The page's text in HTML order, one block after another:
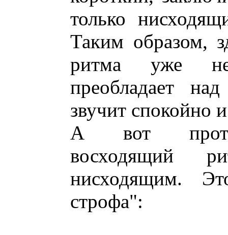
только
Таким образом,
ритма уже
преобладает
звучит спокойно
А вот
восходящий
нисходящим.
строфа":